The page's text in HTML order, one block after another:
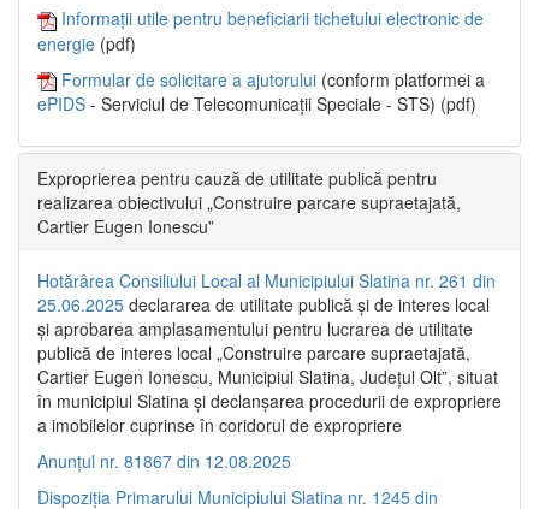
Informații utile pentru beneficiarii tichetului electronic de
energie (pdf)
Formular de solicitare a ajutorului (conform platformei a
ePIDS - Serviciul de Telecomunicații Speciale - STS) (pdf)
Exproprierea pentru cauză de utilitate publică pentru
realizarea obiectivului „Construire parcare supraetajată,
Cartier Eugen Ionescu”
Hotărârea Consiliului Local al Municipiului Slatina nr. 261 din
25.06.2025 declararea de utilitate publică și de interes local
și aprobarea amplasamentului pentru lucrarea de utilitate
publică de interes local „Construire parcare supraetajată,
Cartier Eugen Ionescu, Municipiul Slatina, Județul Olt”, situat
în municipiul Slatina și declanșarea procedurii de expropriere
a imobilelor cuprinse în coridorul de expropriere
Anunțul nr. 81867 din 12.08.2025
Dispoziția Primarului Municipiului Slatina nr. 1245 din